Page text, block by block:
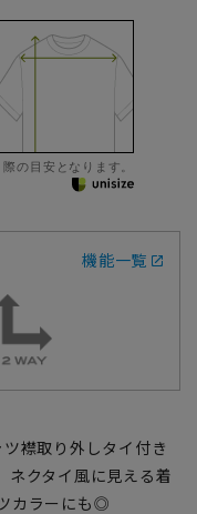
の目安となります。
機能一覧
襟取り外しタイ付き
ネクタイ風に見える着
カラーにも◎